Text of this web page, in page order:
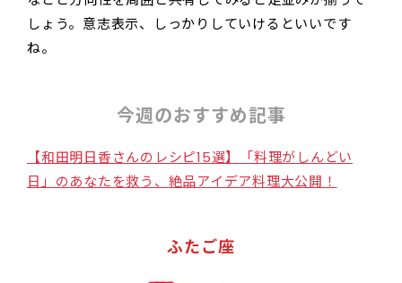
しょう。意志表示、しっかりしていけるといいです
ね。
今週のおすすめ記事
【和田明日香さんのレシピ15選】「料理がしんどい
日」のあなたを救う、絶品アイデア料理大公開！
ふたご座